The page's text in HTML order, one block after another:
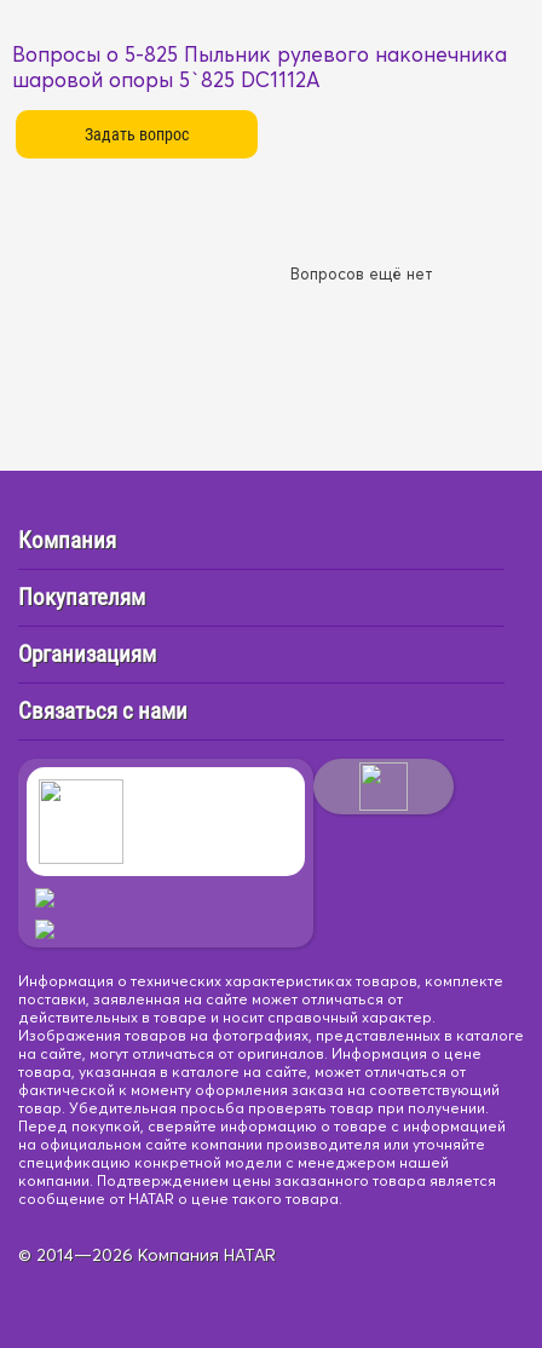
Вопросы о 5-825 Пыльник рулевого наконечника
шаровой опоры 5`825 DC1112A
Вопросов ещё нет
Компания
Покупателям
Организациям
Связаться с нами
Информация о технических характеристиках товаров, комплекте
поставки, заявленная на сайте может отличаться от
действительных в товаре и носит справочный характер.
Изображения товаров на фотографиях, представленных в каталоге
на сайте, могут отличаться от оригиналов. Информация о цене
товара, указанная в каталоге на сайте, может отличаться от
фактической к моменту оформления заказа на соответствующий
товар. Убедительная просьба проверять товар при получении.
Перед покупкой, сверяйте информацию о товаре с информацией
на официальном сайте компании производителя или уточняйте
спецификацию конкретной модели с менеджером нашей
компании. Подтверждением цены заказанного товара является
сообщение от HATAR о цене такого товара.
© 2014—2026 Компания HATAR